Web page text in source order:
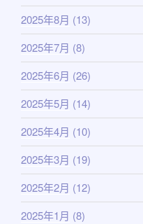
2025年8月 (13)
2025年7月 (8)
2025年6月 (26)
2025年5月 (14)
2025年4月 (10)
2025年3月 (19)
2025年2月 (12)
2025年1月 (8)